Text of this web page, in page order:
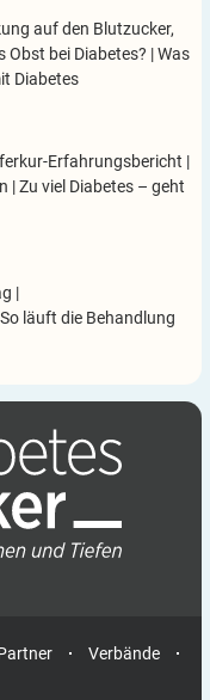
auf den Blutzucker,
Obst bei Diabetes? |Was
Diabetes
Erfahrungsbericht |
|Zu viel Diabetes – geht
|
So läuft die Behandlung
Verbände